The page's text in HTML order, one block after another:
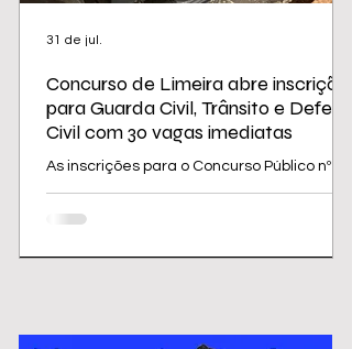
Concurso de Limeira abre inscrições
para Guarda Civil, Trânsito e Defesa
Civil com 30 vagas imediatas
As inscrições para o Concurso Público nº
02/2026 da Prefeitura de Limeira
começam nesta sexta-feira (31) e seguem
vagas imediatas, além de cadastro
31 de jul.